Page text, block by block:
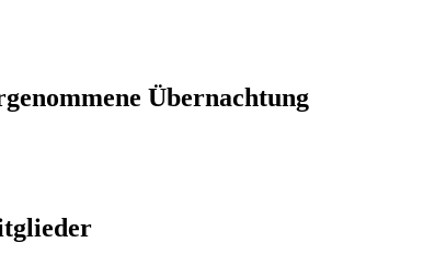
Übernachtung